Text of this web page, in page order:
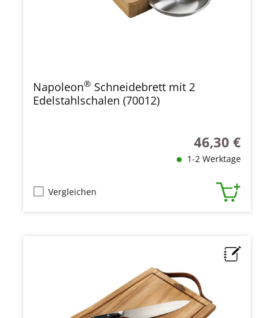
Napoleon® Schneidebrett mit 2
Edelstahlschalen (70012)
Regulärer Preis:
46,30 €
1-2 Werktage
Vergleichen